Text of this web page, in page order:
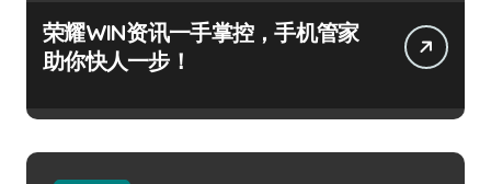
荣耀WIN资讯一手掌控，手机管家
助你快人一步！